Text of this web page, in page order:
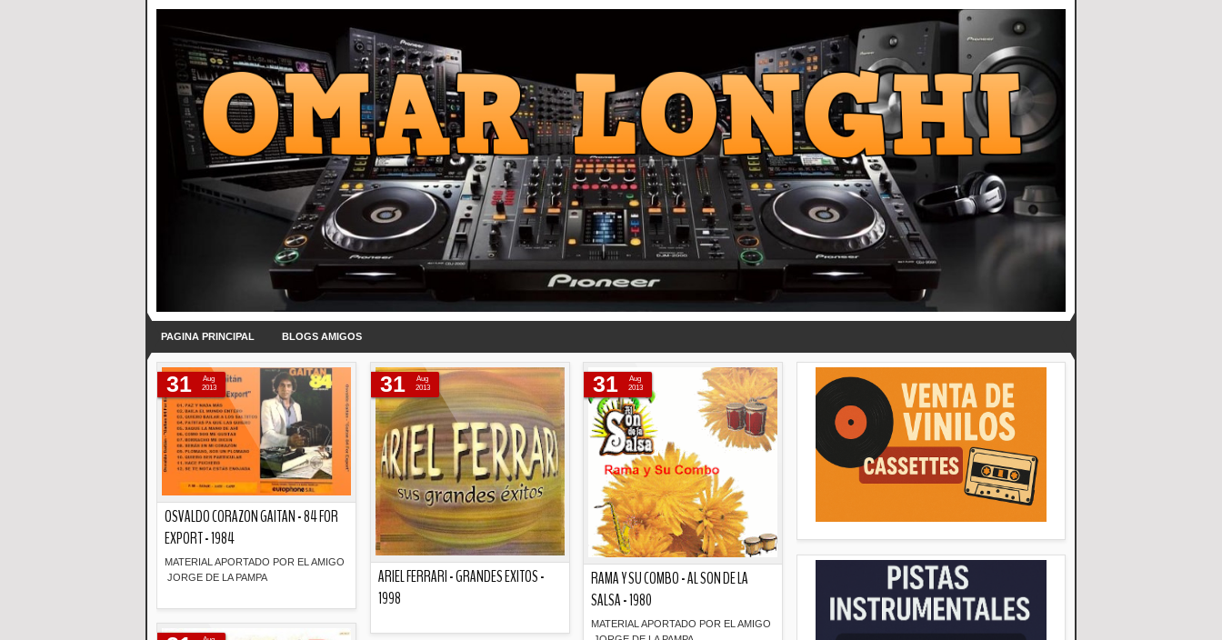
PAGINA PRINCIPAL BLOGS AMIGOS
OSVALDO CORAZON GAITAN - 84 FOR
EXPORT - 1984
MATERIAL APORTADO POR EL AMIGO
JORGE DE LA PAMPA
31
Aug
2013
ARIEL FERRARI - GRANDES EXITOS -
1998
31
Aug
2013
RAMA Y SU COMBO - AL SON DE LA
SALSA - 1980
MATERIAL APORTADO POR EL AMIGO
31
Aug
2013